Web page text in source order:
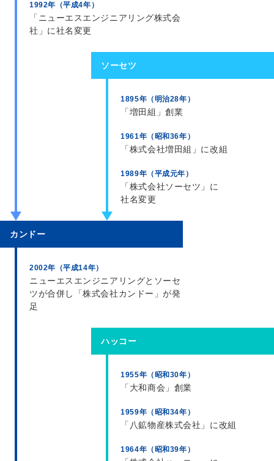
1992年（平成4年）
「ニューエスエンジニアリング株式会
社」に社名変更
ソーセツ
1895年（明治28年）
「増田組」創業
1961年（昭和36年）
「株式会社増田組」に改組
1989年（平成元年）
「株式会社ソーセツ」に
社名変更
カンドー
2002年（平成14年）
ニューエスエンジニアリングとソーセ
ツが合併し「株式会社カンドー」が発
足
ハッコー
1955年（昭和30年）
「大和商会」創業
1959年（昭和34年）
「八鉱物産株式会社」に改組
1964年（昭和39年）